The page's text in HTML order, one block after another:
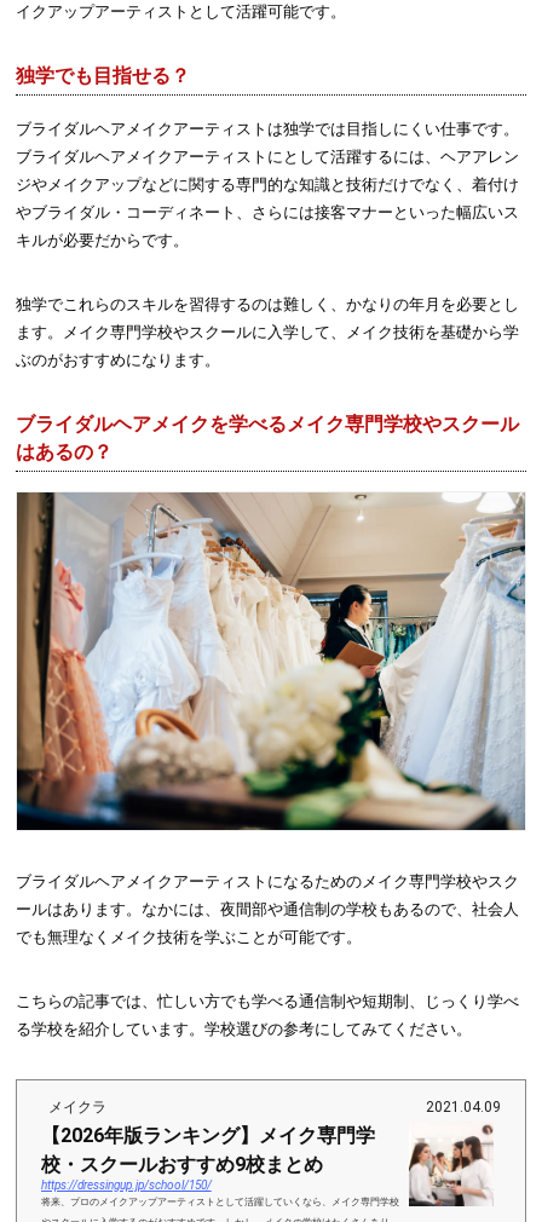
イクアップアーティストとして活躍可能です。
独学でも目指せる？
ブライダルヘアメイクアーティストは独学では目指しにくい仕事です。
ブライダルヘアメイクアーティストにとして活躍するには、ヘアアレン
ジやメイクアップなどに関する専門的な知識と技術だけでなく、着付け
やブライダル・コーディネート、さらには接客マナーといった幅広いス
キルが必要だからです。
独学でこれらのスキルを習得するのは難しく、かなりの年月を必要とし
ます。メイク専門学校やスクールに入学して、メイク技術を基礎から学
ぶのがおすすめになります。
ブライダルヘアメイクを学べるメイク専門学校やスクール
はあるの？
ブライダルヘアメイクアーティストになるためのメイク専門学校やスク
ールはあります。なかには、夜間部や通信制の学校もあるので、社会人
でも無理なくメイク技術を学ぶことが可能です。
こちらの記事では、忙しい方でも学べる通信制や短期制、じっくり学べ
る学校を紹介しています。学校選びの参考にしてみてください。
メイクラ 2021.04.09
【2026年版ランキング】メイク専門学
校・スクールおすすめ9校まとめ
https://dressingup.jp/school/150/
将来、プロのメイクアップアーティストとして活躍していくなら、メイク専門学校